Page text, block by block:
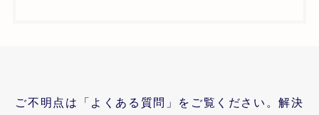
ご不明点は「よくある質問」をご覧ください。解決